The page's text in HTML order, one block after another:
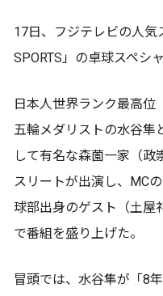
17日、フジテレビの人気
SPORTS」の卓球スペシ
日本人世界ランク最高位
五輪メダリストの水谷隼
して有名な森薗一家（政
スリートが出演し、MC
球部出身のゲスト（土屋
で番組を盛り上げた。
冒頭では、水谷隼が「8